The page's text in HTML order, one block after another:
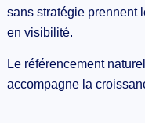
sans stratégie prennent
en visibilité.
Le référencement
accompagne la